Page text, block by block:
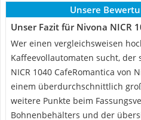
Unsere
Unser Fazit für Nivona NICR
Wer einen vergleichsweisen
Kaffeevollautomaten sucht, der
NICR 1040 CafeRomantica von
einem überdurchschnittlich
weitere Punkte beim
Bohnenbehälters und der